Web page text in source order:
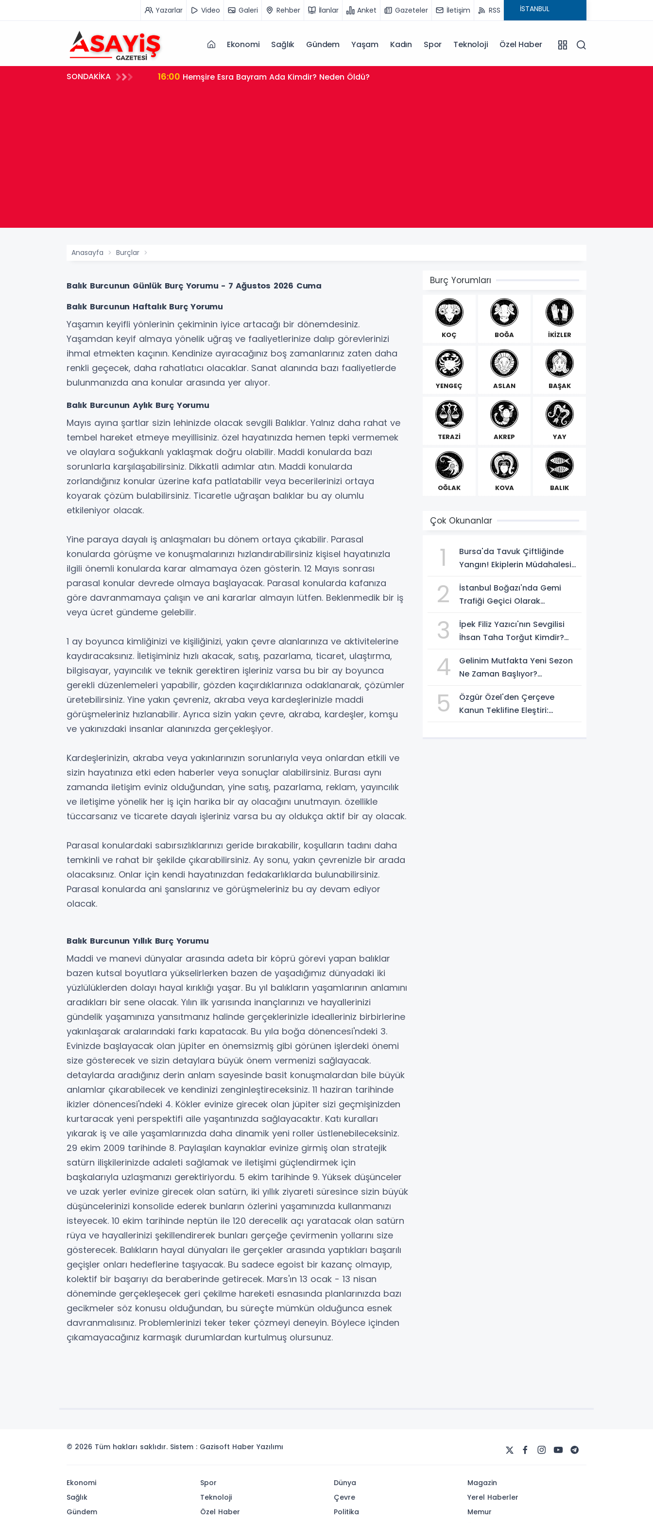
Yazarlar Video Galeri Rehber İlanlar Anket Gazeteler İletişim RSS
Ekonomi Sağlık Gündem Yaşam Kadın Spor Teknoloji Özel Haber
SONDAKİKA 16:00 Hemşire Esra Bayram Ada Kimdir? Neden Öldü?
Anasayfa Burçlar
Balık Burcunun Günlük Burç Yorumu - 7 Ağustos 2026 Cuma
Balık Burcunun Haftalık Burç Yorumu
Yaşamın keyifli yönlerinin çekiminin iyice artacağı bir dönemdesiniz.
Yaşamdan keyif almaya yönelik uğraş ve faaliyetlerinize dalıp görevlerinizi
ihmal etmekten kaçının. Kendinize ayıracağınız boş zamanlarınız zaten daha
renkli geçecek, daha rahatlatıcı olacaklar. Sanat alanında bazı faaliyetlerde
bulunmanızda ana konular arasında yer alıyor.
Balık Burcunun Aylık Burç Yorumu
Mayıs ayına şartlar sizin lehinizde olacak sevgili Balıklar. Yalnız daha rahat ve
tembel hareket etmeye meyillisiniz. özel hayatınızda hemen tepki vermemek
ve olaylara soğukkanlı yaklaşmak doğru olabilir. Maddi konularda bazı
sorunlarla karşılaşabilirsiniz. Dikkatli adımlar atın. Maddi konularda
zorlandığınız konular üzerine kafa patlatabilir veya becerilerinizi ortaya
koyarak çözüm bulabilirsiniz. Ticaretle uğraşan balıklar bu ay olumlu
etkileniyor olacak.
Yine paraya dayalı iş anlaşmaları bu dönem ortaya çıkabilir. Parasal
konularda görüşme ve konuşmalarınızı hızlandırabilirsiniz kişisel hayatınızla
ilgili önemli konularda karar almamaya özen gösterin. 12 Mayıs sonrası
parasal konular devrede olmaya başlayacak. Parasal konularda kafanıza
göre davranmamaya çalışın ve ani kararlar almayın lütfen. Beklenmedik bir iş
veya ücret gündeme gelebilir.
1 ay boyunca kimliğinizi ve kişiliğinizi, yakın çevre alanlarınıza ve aktivitelerine
kaydıracaksınız. İletişiminiz hızlı akacak, satış, pazarlama, ticaret, ulaştırma,
bilgisayar, yayıncılık ve teknik gerektiren işleriniz varsa bu bir ay boyunca
gerekli düzenlemeleri yapabilir, gözden kaçırdıklarınıza odaklanarak, çözümler
üretebilirsiniz. Yine yakın çevreniz, akraba veya kardeşlerinizle maddi
görüşmeleriniz hızlanabilir. Ayrıca sizin yakın çevre, akraba, kardeşler, komşu
ve yakınızdaki insanlar alanınızda gerçekleşiyor.
Kardeşlerinizin, akraba veya yakınlarınızın sorunlarıyla veya onlardan etkili ve
sizin hayatınıza etki eden haberler veya sonuçlar alabilirsiniz. Burası aynı
zamanda iletişim eviniz olduğundan, yine satış, pazarlama, reklam, yayıncılık
ve iletişime yönelik her iş için harika bir ay olacağını unutmayın. özellikle
tüccarsanız ve ticarete dayalı işleriniz varsa bu ay oldukça aktif bir ay olacak.
Parasal konulardaki sabırsızlıklarınızı geride bırakabilir, koşulların tadını daha
temkinli ve rahat bir şekilde çıkarabilirsiniz. Ay sonu, yakın çevrenizle bir arada
olacaksınız. Onlar için kendi hayatınızdan fedakarlıklarda bulunabilirsiniz.
Parasal konularda ani şanslarınız ve görüşmeleriniz bu ay devam ediyor
olacak.
Balık Burcunun Yıllık Burç Yorumu
Maddi ve manevi dünyalar arasında adeta bir köprü görevi yapan balıklar
bazen kutsal boyutlara yükselirlerken bazen de yaşadığımız dünyadaki iki
yüzlülüklerden dolayı hayal kırıklığı yaşar. Bu yıl balıkların yaşamlarının anlamını
aradıkları bir sene olacak. Yılın ilk yarısında inançlarınızı ve hayallerinizi
gündelik yaşamınıza yansıtmanız halinde gerçeklerinizle idealleriniz birbirlerine
yakınlaşarak aralarındaki farkı kapatacak. Bu yıla boğa dönencesi'ndeki 3.
Evinizde başlayacak olan jüpiter en önemsizmiş gibi görünen işlerdeki önemi
size gösterecek ve sizin detaylara büyük önem vermenizi sağlayacak.
detaylarda aradığınız derin anlam sayesinde basit konuşmalardan bile büyük
anlamlar çıkarabilecek ve kendinizi zenginleştireceksiniz. 11 haziran tarihinde
ikizler dönencesi'ndeki 4. Kökler evinize girecek olan jüpiter sizi geçmişinizden
kurtaracak yeni perspektifi aile yaşantınızda sağlayacaktır. Katı kuralları
yıkarak iş ve aile yaşamlarınızda daha dinamik yeni roller üstlenebileceksiniz.
29 ekim 2009 tarihinde 8. Paylaşılan kaynaklar evinize girmiş olan stratejik
satürn ilişkilerinizde adaleti sağlamak ve iletişimi güçlendirmek için
başkalarıyla uzlaşmanızı gerektiriyordu. 5 ekim tarihinde 9. Yüksek düşünceler
ve uzak yerler evinize girecek olan satürn, iki yıllık ziyareti süresince sizin büyük
düşüncelerinizi konsolide ederek bunların özlerini yaşamınızda kullanmanızı
isteyecek. 10 ekim tarihinde neptün ile 120 derecelik açı yaratacak olan satürn
rüya ve hayallerinizi şekillendirerek bunları gerçeğe çevirmenin yollarını size
gösterecek. Balıkların hayal dünyaları ile gerçekler arasında yaptıkları başarılı
geçişler onları hedeflerine taşıyacak. Bu sadece egoist bir kazanç olmayıp,
kolektif bir başarıyı da beraberinde getirecek. Mars'ın 13 ocak - 13 nisan
döneminde gerçekleşecek geri çekilme hareketi esnasında planlarınızda bazı
gecikmeler söz konusu olduğundan, bu süreçte mümkün olduğunca esnek
davranmalısınız. Problemlerinizi teker teker çözmeyi deneyin. Böylece içinden
çıkamayacağınız karmaşık durumlardan kurtulmuş olursunuz.
Burç Yorumları
KOÇ BOĞA İKİZLER
YENGEÇ ASLAN BAŞAK
TERAZİ AKREP YAY
OĞLAK KOVA BALIK
Çok Okunanlar
1
Bursa'da Tavuk Çiftliğinde
Yangın! Ekiplerin Müdahalesi
2
İstanbul Boğazı'nda Gemi
Trafiği Geçici Olarak
3
İpek Filiz Yazıcı'nın Sevgilisi
İhsan Taha Torğut Kimdir?
Ediliyor
4
Gelinim Mutfakta Yeni Sezon
Ne Zaman Başlıyor?
5
Özgür Özel'den Çerçeve
Kanun Teklifine Eleştiri:
© 2026 Tüm hakları saklıdır. Sistem : Gazisoft Haber Yazılımı
Ekonomi
Sağlık
Gündem
Spor
Teknoloji
Özel Haber
Dünya
Çevre
Politika
Magazin
Yerel Haberler
Memur